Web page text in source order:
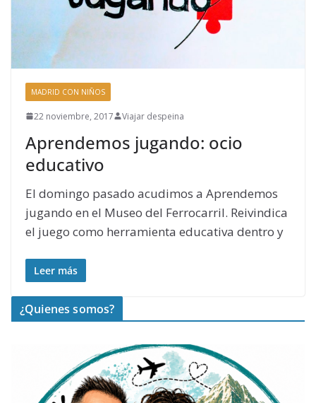
MADRID CON NIÑOS
22 noviembre, 2017 Viajar despeina
Aprendemos jugando: ocio
educativo
El domingo pasado acudimos a Aprendemos
jugando en el Museo del Ferrocarril. Reivindica
el juego como herramienta educativa dentro y
Leer más
¿Quienes somos?